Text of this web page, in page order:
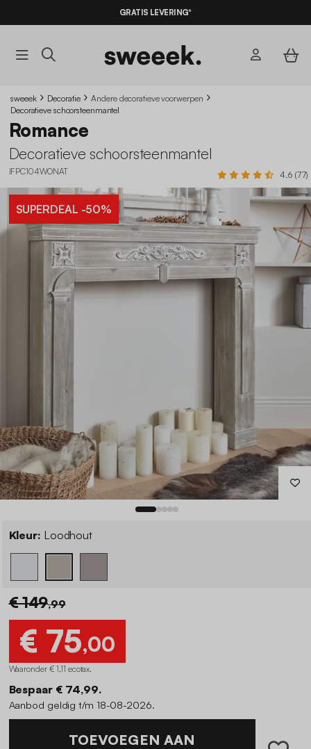
GRATIS LEVERING*
sweeek Decoratie
Andere decoratieve voorwerpen
Decoratieve schoorsteenmantel
Romance
Decoratieve schoorsteenmantel
IFPC104WONAT 4.6 (77)
SUPERDEAL -50%
Kleur: Loodhout
€ 149,99
€ 75,00
Waaronder € 1,11 ecotax.
Bespaar € 74,99.
Aanbod geldig t/m 18-08-2026.
TOEVOEGEN AAN